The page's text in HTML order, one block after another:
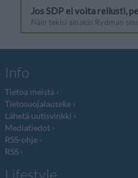
Info
Tietoa meistä
Tietosuojalauseke
Lähetä uutisvinkki
Mediatiedot
RSS-ohje
RSS